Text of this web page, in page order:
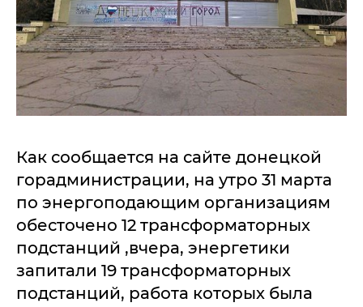
Как сообщается на сайте донецкой
горадминистрации, на утро 31 марта
по энергоподающим организациям
обесточено 12 трансформаторных
подстанций ,вчера, энергетики
запитали 19 трансформаторных
подстанций, работа которых была